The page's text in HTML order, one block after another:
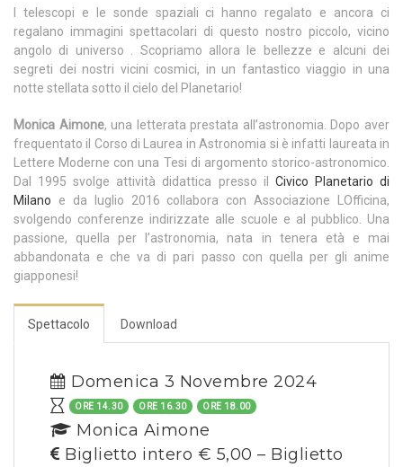
I telescopi e le sonde spaziali ci hanno regalato e ancora ci
regalano immagini spettacolari di questo nostro piccolo, vicino
angolo di universo . Scopriamo allora le bellezze e alcuni dei
segreti dei nostri vicini cosmici, in un fantastico viaggio in una
notte stellata sotto il cielo del Planetario!
Monica Aimone, una letterata prestata all’astronomia. Dopo aver
frequentato il Corso di Laurea in Astronomia si è infatti laureata in
Lettere Moderne con una Tesi di argomento storico-astronomico.
Dal 1995 svolge attività didattica presso il
Civico Planetario di
Milano
e da luglio 2016 collabora con Associazione LOfficina,
svolgendo conferenze indirizzate alle scuole e al pubblico. Una
passione, quella per l’astronomia, nata in tenera età e mai
abbandonata e che va di pari passo con quella per gli anime
giapponesi!
Spettacolo Download
Domenica 3 Novembre 2024
ORE 14.30 ORE 16.30 ORE 18.00
Monica Aimone
Biglietto intero € 5,00 – Biglietto